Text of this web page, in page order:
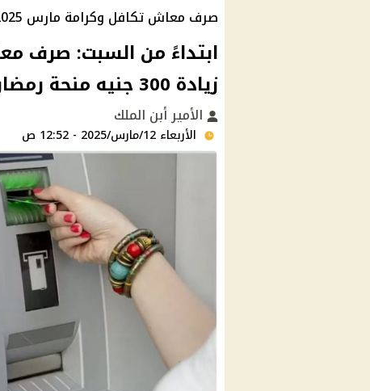
صرف معاش تكافل وكرامة مارس 2025 مع زيادة 300 جنيه منحة رمضان
زيادة 300 جنيه منحة رمضان لدعم الأسر الأكثر احتياجًا
الأمير أبن الملك
الأربعاء 12/مارس/2025 - 12:52 ص